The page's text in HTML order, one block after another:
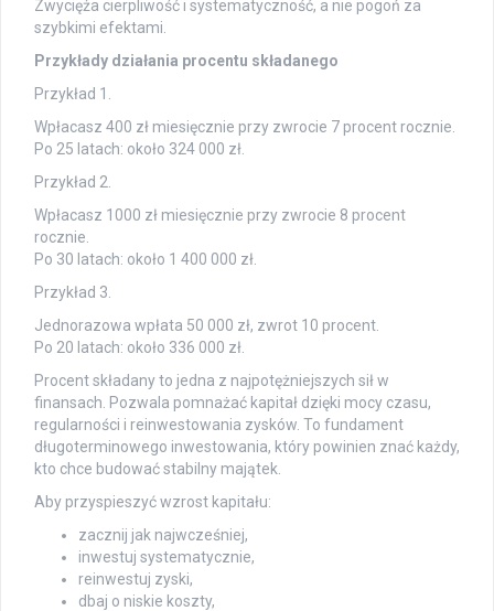
Zwycięża cierpliwość i systematyczność, a nie pogoń za
szybkimi efektami.
Przykłady działania procentu składanego
Przykład 1.
Wpłacasz 400 zł miesięcznie przy zwrocie 7 procent rocznie.
Po 25 latach: około 324 000 zł.
Przykład 2.
Wpłacasz 1000 zł miesięcznie przy zwrocie 8 procent
rocznie.
Po 30 latach: około 1 400 000 zł.
Przykład 3.
Jednorazowa wpłata 50 000 zł, zwrot 10 procent.
Po 20 latach: około 336 000 zł.
Procent składany to jedna z najpotężniejszych sił w
finansach. Pozwala pomnażać kapitał dzięki mocy czasu,
regularności i reinwestowania zysków. To fundament
długoterminowego inwestowania, który powinien znać każdy,
kto chce budować stabilny majątek.
Aby przyspieszyć wzrost kapitału:
zacznij jak najwcześniej,
inwestuj systematycznie,
reinwestuj zyski,
dbaj o niskie koszty,